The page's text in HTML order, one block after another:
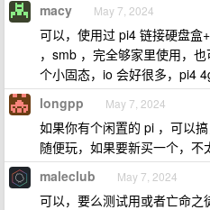
macy May 7, 2024
可以，使用过 pi4 链接硬盘盒
，smb ，完全够家里使用，
个小固态，io 会好很多，pi4
longpp May 7, 2024
如果你有个闲置的 pi ，可以
随便玩，如果要新买一个，不
maleclub May 7, 2024
可以，要么测试用或者亡命之